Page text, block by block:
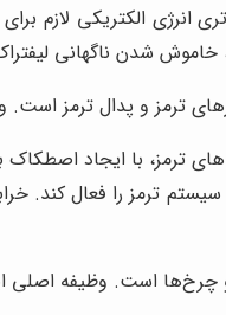
انرژی الکتریکی لازم
خاموش شدن ناگهانی
ترمز و پدال ترمز
ترمز، با ایجاد
سیستم ترمز را فعال
چرخ‌ها است. وظیفه